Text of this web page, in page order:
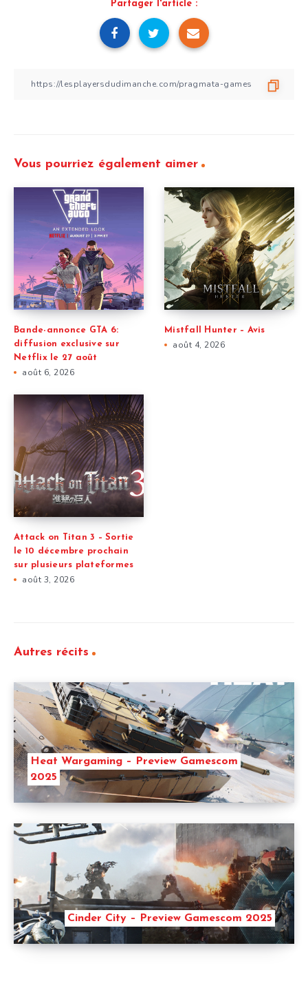
Partager l'article :
Vous pourriez également aimer
Bande-annonce GTA 6:
diffusion exclusive sur
Netflix le 27 août
août 6, 2026
Mistfall Hunter – Avis
août 4, 2026
Attack on Titan 3 – Sortie
le 10 décembre prochain
sur plusieurs plateformes
août 3, 2026
Autres récits
Heat Wargaming – Preview Gamescom
2025
Cinder City – Preview Gamescom 2025